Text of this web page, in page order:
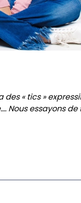
« tics »
Nous essayons